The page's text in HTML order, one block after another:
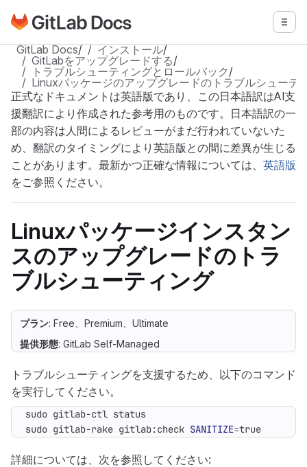
メインコンテンツにスキップ
GitLabドキュメントのホームページに移動 メニ
GitLab Docs/ インストール/
GitLabをアップグレードする/
トラブルシューティングとロールバック /
Linuxパッケージのアップグレードのトラブルシューテ
正式なドキュメントは英語版であり、この日本語訳はAI支
援翻訳により作成された参考用のものです。日本語訳の一
部の内容は人間によるレビューがまだ行われていないた
め、翻訳のタイミングにより英語版との間に差異が生じる
ことがあります。最新かつ正確な情報については、 英語版
をご参照ください。
Linuxパッケージインスタン
スのアップグレードのトラ
ブルシューティング
プラン: Free、Premium、Ultimate
提供形態: GitLab Self-Managed
トラブルシューティングを支援するため、以下のコマンド
を実行してください。
sudo gitlab-rake gitlab:check SANITIZE=true
詳細については、次を参照してください: